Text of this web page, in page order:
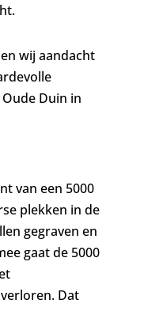
wij aandacht
Duin in
van een 5000
plekken in de
gegraven en
gaat de 5000
Dat